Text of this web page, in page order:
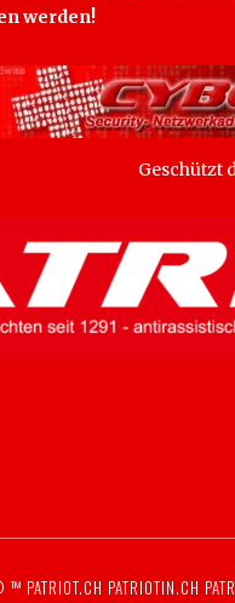
werden!
Geschützt
™ PATRIOT.CH PATRIOTIN.CH